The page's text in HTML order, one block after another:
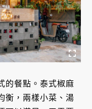
的餐點。泰式椒麻
衡，兩樣小菜、湯